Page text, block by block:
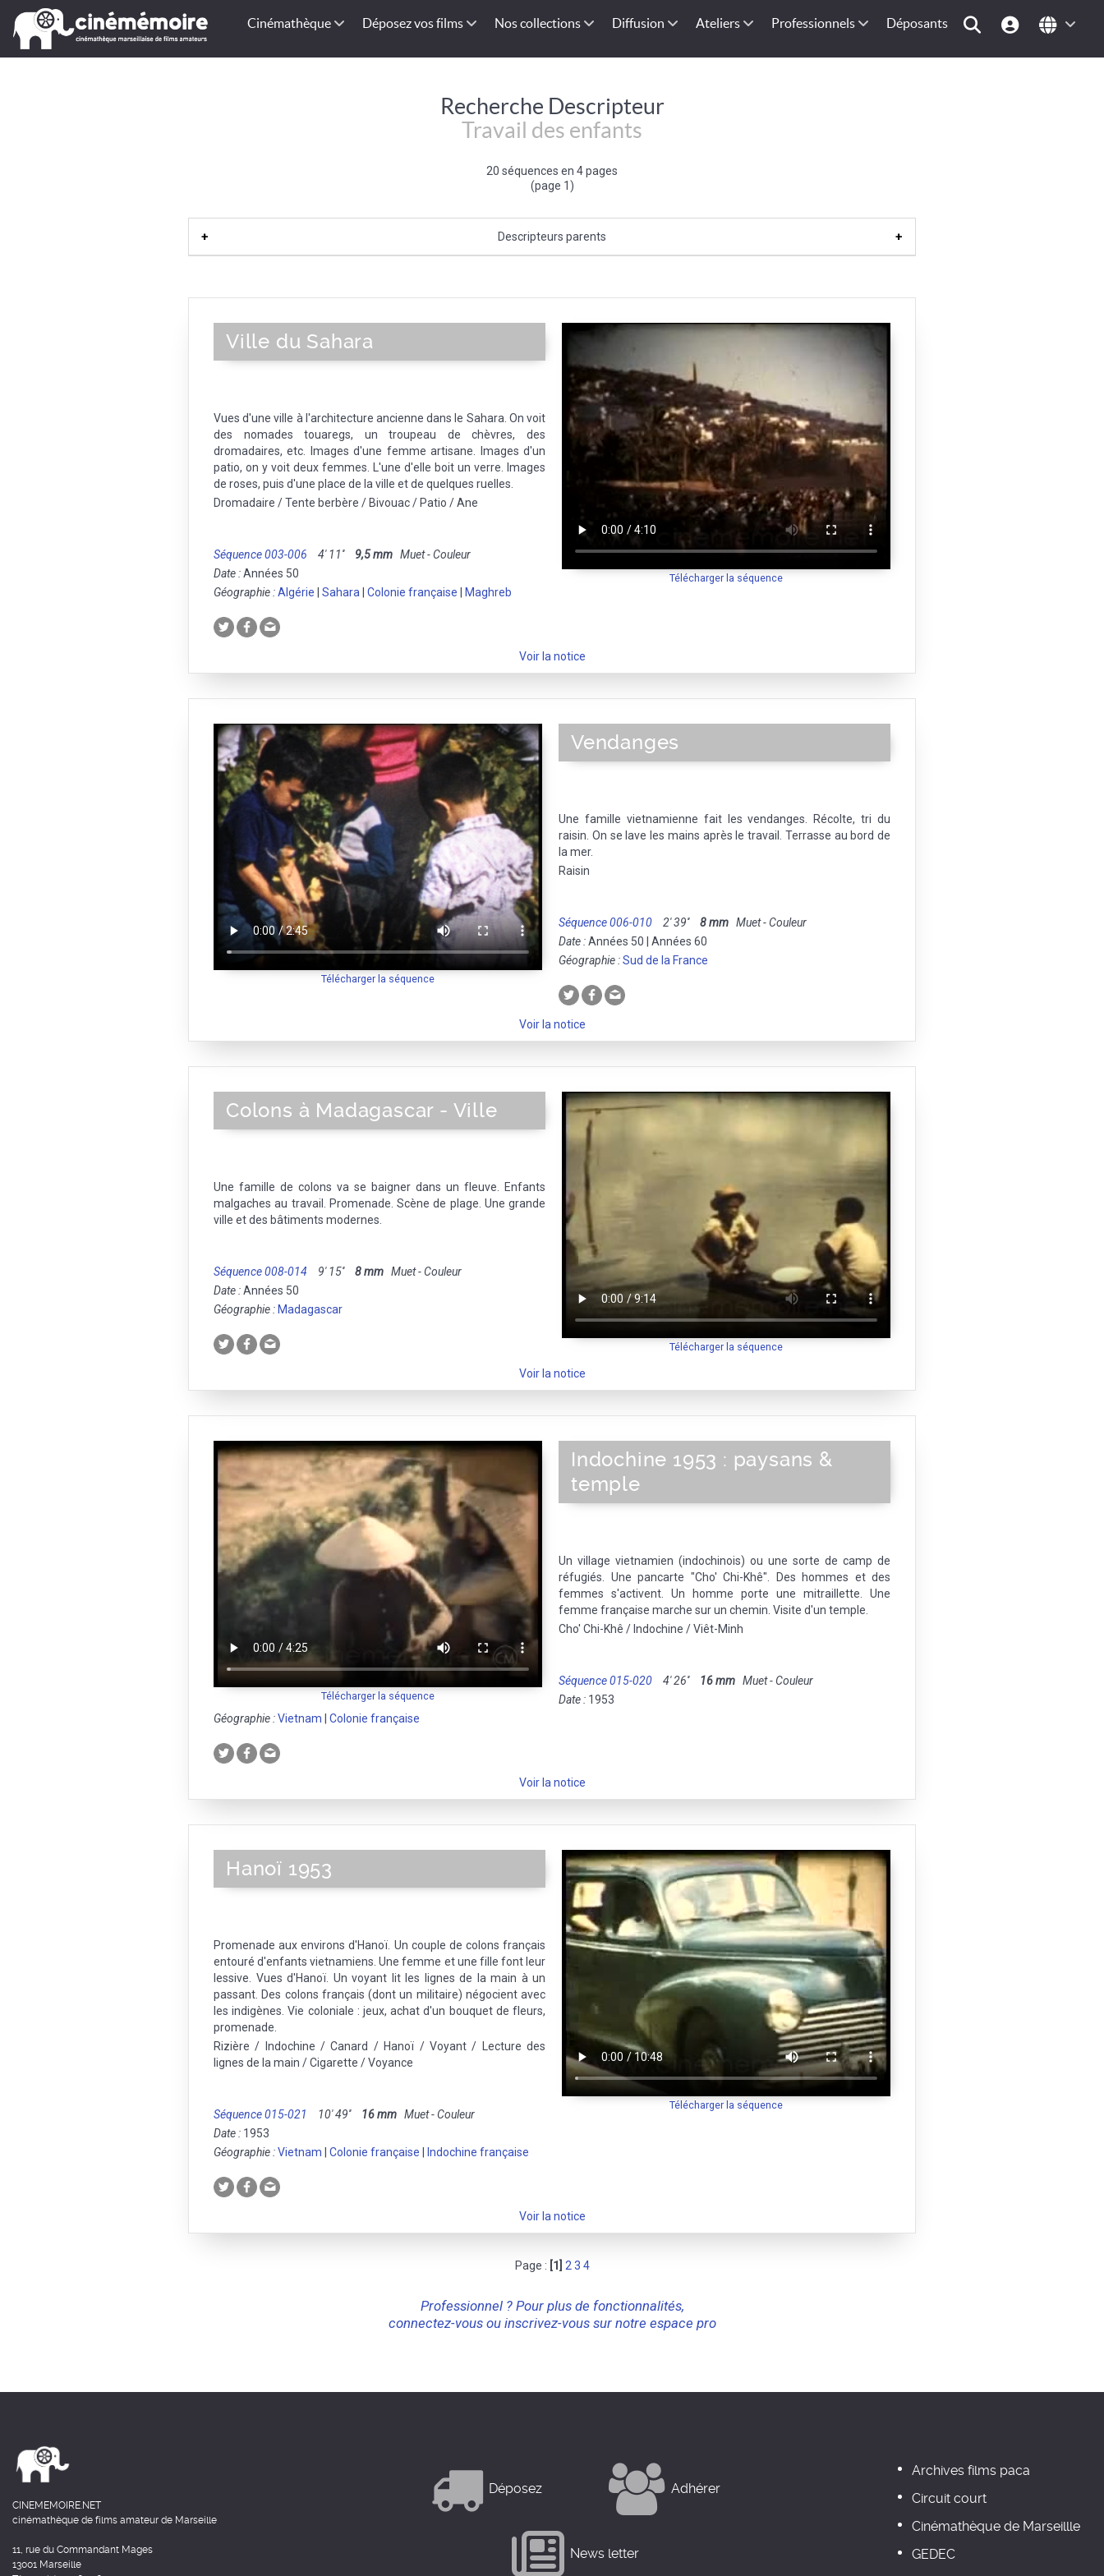
Cinémathèque Déposez vos films Nos collections Diffusion Ateliers Professionnels Déposants
Recherche Descripteur
Travail des enfants
20 séquences en 4 pages
(page 1)
Descripteurs parents
Télécharger la séquence
Ville du Sahara
Vues d'une ville à l'architecture ancienne dans le Sahara. On voit
des nomades touaregs, un troupeau de chèvres, des
dromadaires, etc. Images d'une femme artisane. Images d'un
patio, on y voit deux femmes. L'une d'elle boit un verre. Images
de roses, puis d'une place de la ville et de quelques ruelles.
Dromadaire / Tente berbère / Bivouac / Patio / Ane
Séquence 003-006 4' 11'' 9,5 mm Muet - Couleur
Date :Années 50
Géographie :Algérie Sahara Colonie française Maghreb
Voir la notice
Télécharger la séquence
Vendanges
Une famille vietnamienne fait les vendanges. Récolte, tri du
raisin. On se lave les mains après le travail. Terrasse au bord de
la mer.
Raisin
Séquence 006-010 2' 39'' 8 mm Muet - Couleur
Date :Années 50 | Années 60
Géographie :Sud de la France
Voir la notice
Télécharger la séquence
Colons à Madagascar - Ville
Une famille de colons va se baigner dans un fleuve. Enfants
malgaches au travail. Promenade. Scène de plage. Une grande
ville et des bâtiments modernes.
Séquence 008-014 9' 15'' 8 mm Muet - Couleur
Date :Années 50
Géographie : Madagascar
Voir la notice
Télécharger la séquence
Indochine 1953 : paysans &
temple
Un village vietnamien (indochinois) ou une sorte de camp de
réfugiés. Une pancarte "Cho' Chi-Khê". Des hommes et des
femmes s'activent. Un homme porte une mitraillette. Une
femme française marche sur un chemin. Visite d'un temple.
Cho' Chi-Khê / Indochine / Viêt-Minh
Séquence 015-020 4' 26'' 16 mm Muet - Couleur
Date : 1953
Géographie :Vietnam Colonie française
Voir la notice
Télécharger la séquence
Hanoï 1953
Promenade aux environs d'Hanoï. Un couple de colons français
entouré d'enfants vietnamiens. Une femme et une fille font leur
lessive. Vues d'Hanoï. Un voyant lit les lignes de la main à un
passant. Des colons français (dont un militaire) négocient avec
les indigènes. Vie coloniale : jeux, achat d'un bouquet de fleurs,
promenade.
Rizière / Indochine / Canard / Hanoï / Voyant / Lecture des
lignes de la main / Cigarette / Voyance
Séquence 015-021 10' 49'' 16 mm Muet - Couleur
Date : 1953
Géographie :Vietnam Colonie française Indochine française
Voir la notice
Page : [1] 2 3 4
Professionnel ? Pour plus de fonctionnalités,
connectez-vous ou inscrivez-vous sur notre espace pro
CINEMEMOIRE.NET
cinémathèque de films amateur de Marseille
11, rue du Commandant Mages
13001 Marseille
Déposez Adhérer
News letter
Archives films paca
Circuit court
Cinémathèque de Marseillle
GEDEC